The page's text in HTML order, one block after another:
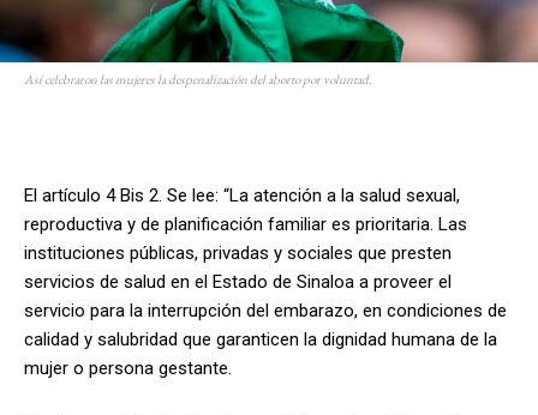
Así celebraron las mujeres la despenalización del aborto por voluntad.
El artículo 4 Bis 2. Se lee: “La atención a la salud sexual,
reproductiva y de planificación familiar es prioritaria. Las
instituciones públicas, privadas y sociales que presten
servicios de salud en el Estado de Sinaloa a proveer el
servicio para la interrupción del embarazo, en condiciones de
calidad y salubridad que garanticen la dignidad humana de la
mujer o persona gestante.